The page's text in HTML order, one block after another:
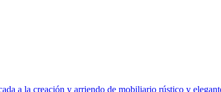
a la creación y arriendo de mobiliario rústico y